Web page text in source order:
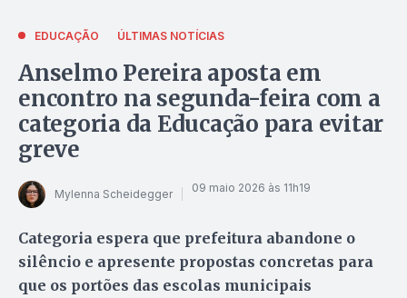
EDUCAÇÃO ÚLTIMAS NOTÍCIAS
Anselmo Pereira aposta em
encontro na segunda-feira com a
categoria da Educação para evitar
greve
Mylenna Scheidegger 09 maio 2026 às 11h19
Categoria espera que prefeitura abandone o
silêncio e apresente propostas concretas para
que os portões das escolas municipais